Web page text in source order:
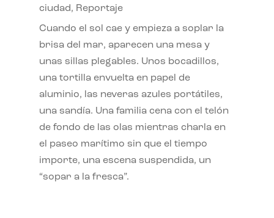
ciudad, Reportaje
Cuando el sol cae y empieza a soplar la
brisa del mar, aparecen una mesa y
unas sillas plegables. Unos bocadillos,
una tortilla envuelta en papel de
aluminio, las neveras azules portátiles,
una sandía. Una familia cena con el telón
de fondo de las olas mientras charla en
el paseo marítimo sin que el tiempo
importe, una escena suspendida, un
“sopar a la fresca”.